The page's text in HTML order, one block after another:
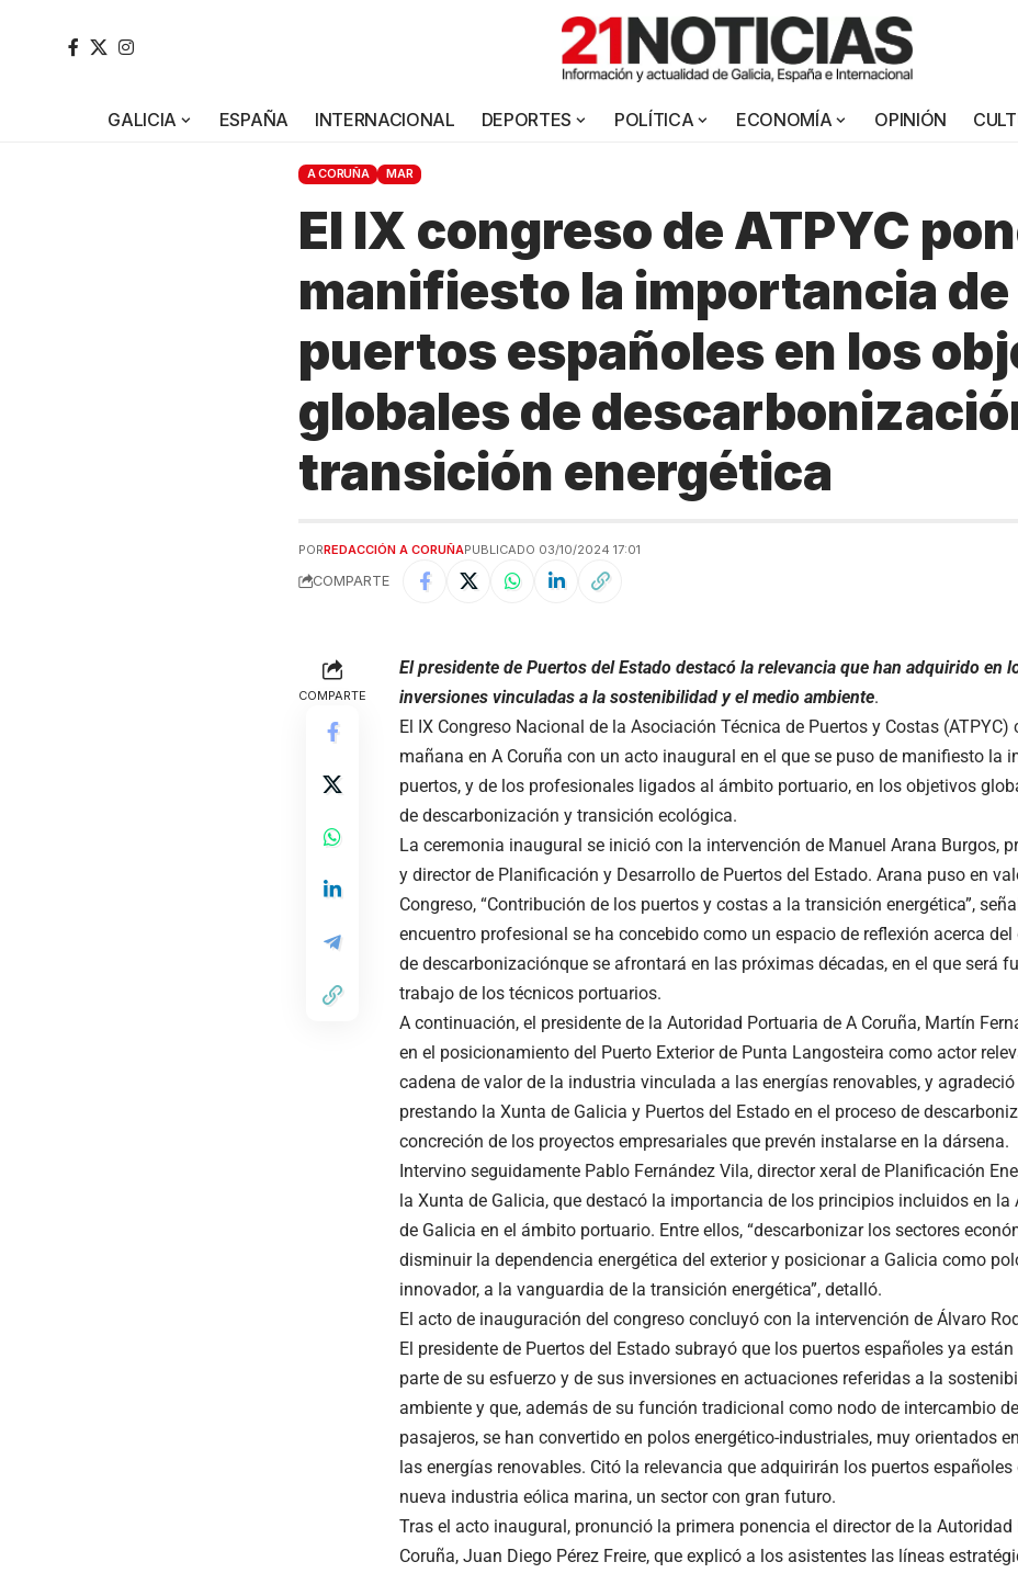
GALICIA ESPAÑA INTERNACIONAL DEPORTES POLÍTICA ECONOMÍA OPINIÓN
A CORUÑA MAR
El IX congreso de ATPYC
manifiesto la importancia
puertos españoles en los
globales de
transición energética
PORREDACCIÓN A CORUÑAPUBLICADO 03/10/2024 17:01
COMPARTE
COMPARTE
El presidente de Puertos del Estado destacó la relevancia que han adquirido en
inversiones vinculadas a la sostenibilidad y el medio ambiente.
El IX Congreso Nacional de la Asociación Técnica de Puertos y Costas (ATPYC)
mañana en A Coruña con un acto inaugural en el que se puso de manifiesto la
puertos, y de los profesionales ligados al ámbito portuario, en los objetivos
de descarbonización y transición ecológica.
La ceremonia inaugural se inició con la intervención de Manuel Arana Burgos,
y director de Planificación y Desarrollo de Puertos del Estado. Arana puso en
Congreso, “Contribución de los puertos y costas a la transición energética”,
encuentro profesional se ha concebido como un espacio de reflexión acerca
de descarbonizaciónque se afrontará en las próximas décadas, en el que será
trabajo de los técnicos portuarios.
A continuación, el presidente de la Autoridad Portuaria de A Coruña, Martín
en el posicionamiento del Puerto Exterior de Punta Langosteira como actor
cadena de valor de la industria vinculada a las energías renovables, y
prestando la Xunta de Galicia y Puertos del Estado en el proceso de
concreción de los proyectos empresariales que prevén instalarse en la dársena.
Intervino seguidamente Pablo Fernández Vila, director xeral de Planificación
la Xunta de Galicia, que destacó la importancia de los principios incluidos en la
de Galicia en el ámbito portuario. Entre ellos, “descarbonizar los sectores
disminuir la dependencia energética del exterior y posicionar a Galicia como
innovador, a la vanguardia de la transición energética”, detalló.
El acto de inauguración del congreso concluyó con la intervención de Álvaro
El presidente de Puertos del Estado subrayó que los puertos españoles ya
parte de su esfuerzo y de sus inversiones en actuaciones referidas a la
ambiente y que, además de su función tradicional como nodo de intercambio
pasajeros, se han convertido en polos energético-industriales, muy orientados
las energías renovables. Citó la relevancia que adquirirán los puertos
nueva industria eólica marina, un sector con gran futuro.
Tras el acto inaugural, pronunció la primera ponencia el director de la Autoridad
Coruña, Juan Diego Pérez Freire, que explicó a los asistentes las líneas